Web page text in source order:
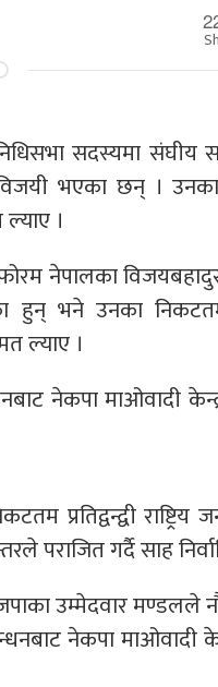
सदस्यमा
भएका छन् । उनका
।
नेपालका
उनका निकटतम
ल्याए ।
नेकपा माओवादी
राष्ट्रिय
पराजित गर्दै साह
उम्मेदवार मण्डलले
नेकपा माओवादी